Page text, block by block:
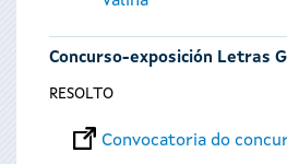
Concurso-exposición Letras
RESOLTO
Convocatoria do